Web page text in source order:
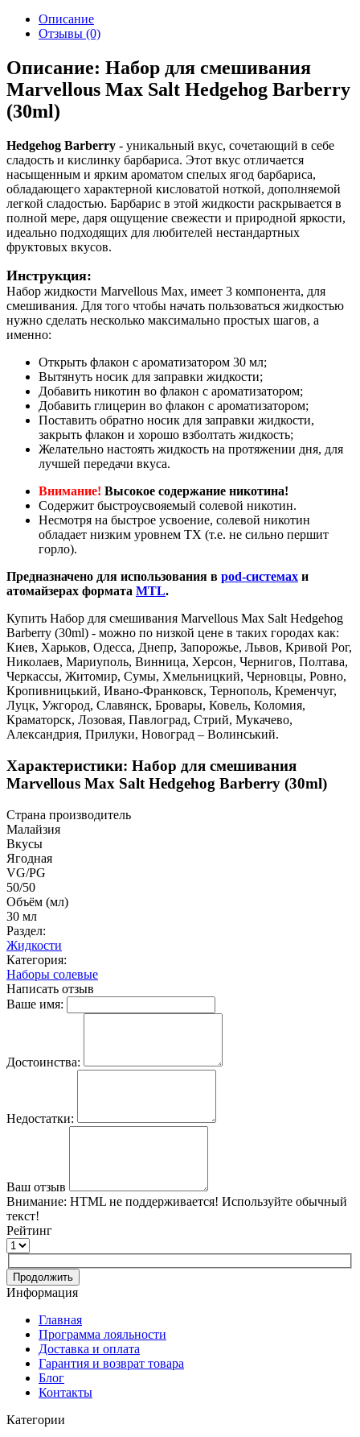
Описание
Отзывы (0)
Описание: Набор для смешивания
Marvellous Max Salt Hedgehog Barberry
(30ml)
Hedgehog Barberry - уникальный вкус, сочетающий в себе
сладость и кислинку барбариса. Этот вкус отличается
насыщенным и ярким ароматом спелых ягод барбариса,
обладающего характерной кисловатой ноткой, дополняемой
легкой сладостью. Барбарис в этой жидкости раскрывается в
полной мере, даря ощущение свежести и природной яркости,
идеально подходящих для любителей нестандартных
фруктовых вкусов.
Инструкция:
Набор жидкости Marvellous Max, имеет 3 компонента, для
смешивания. Для того чтобы начать пользоваться жидкостью
нужно сделать несколько максимально простых шагов, а
именно:
Открыть флакон с ароматизатором 30 мл;
Вытянуть носик для заправки жидкости;
Добавить никотин во флакон с ароматизатором;
Добавить глицерин во флакон с ароматизатором;
Поставить обратно носик для заправки жидкости,
закрыть флакон и хорошо взболтать жидкость;
Желательно настоять жидкость на протяжении дня, для
лучшей передачи вкуса.
Внимание! Высокое содержание никотина!
Содержит быстроусвояемый солевой никотин.
Несмотря на быстрое усвоение, солевой никотин
обладает низким уровнем ТХ (т.е. не сильно першит
горло).
Предназначено для использования в pod-системах и
атомайзерах формата MTL.
Купить Набор для смешивания Marvellous Max Salt Hedgehog
Barberry (30ml) - можно по низкой цене в таких городах как:
Киев, Харьков, Одесса, Днепр, Запорожье, Львов, Кривой Рог,
Николаев, Мариуполь, Винница, Херсон, Чернигов, Полтава,
Черкассы, Житомир, Сумы, Хмельницкий, Черновцы, Ровно,
Кропивницький, Ивано-Франковск, Тернополь, Кременчуг,
Луцк, Ужгород, Славянск, Бровары, Ковель, Коломия,
Краматорск, Лозовая, Павлоград, Стрий, Мукачево,
Александрия, Прилуки, Новоград – Волинський.
Характеристики: Набор для смешивания
Marvellous Max Salt Hedgehog Barberry (30ml)
Страна производитель
Малайзия
Вкусы
Ягодная
VG/PG
50/50
Объём (мл)
30 мл
Раздел:
Жидкости
Категория:
Наборы солевые
Написать отзыв
Ваше имя:
Достоинства:
Недостатки:
Ваш отзыв
Внимание: HTML не поддерживается! Используйте обычный
текст!
Рейтинг
Продолжить
Информация
Главная
Программа лояльности
Доставка и оплата
Гарантия и возврат товара
Блог
Контакты
Категории